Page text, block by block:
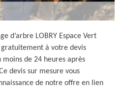
d’arbre LOBRY Espace Vert
à votre devis
moins de 24 heures après
devis sur mesure vous
de notre offre en lien